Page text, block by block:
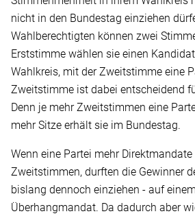
nicht in den Bundestag einziehen
Wahlberechtigten können zwei
Erststimme wählen sie einen
Wahlkreis, mit der Zweitstimme eine
Zweitstimme ist dabei entscheidend
Denn je mehr Zweitstimmen eine
mehr Sitze erhält sie im Bundestag.
Wenn eine Partei mehr
Zweitstimmen, durften die Gewinner
bislang dennoch einziehen - auf
Überhangmandat. Da dadurch aber